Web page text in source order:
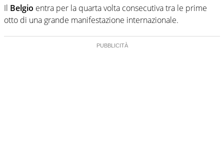
Il Belgio entra per la quarta volta consecutiva tra le prime
otto di una grande manifestazione internazionale.